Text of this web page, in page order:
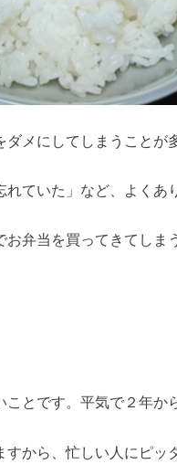
メにしてしまうことが
ていた」など、よくあ
弁当を買ってきてしま
とです。平気で２年か
から、忙しい人にピッ